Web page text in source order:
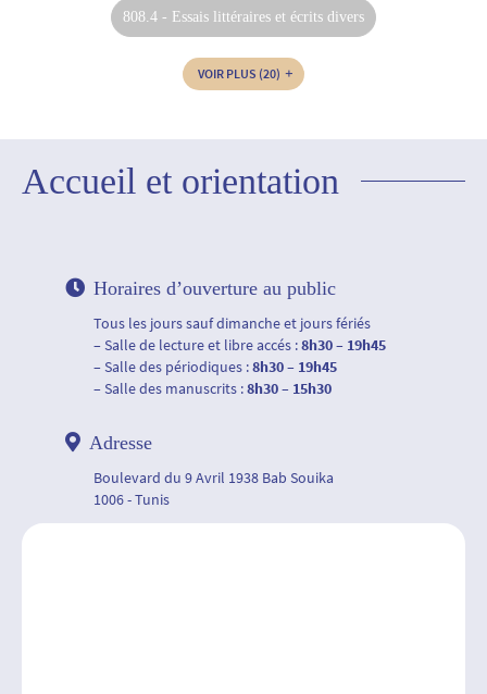
808.4 - Essais littéraires et écrits divers
VOIR PLUS (20)
Accueil et orientation
Horaires d’ouverture au public
Tous les jours sauf dimanche et jours fériés
– Salle de lecture et libre accés :8h30 – 19h45
– Salle des périodiques :8h30 – 19h45
– Salle des manuscrits :8h30 – 15h30
Adresse
Boulevard du 9 Avril 1938 Bab Souika
1006 - Tunis